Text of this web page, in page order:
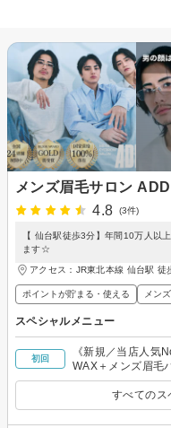
メンズ眉毛サロン
4.8
(3件)
【 仙台駅徒歩3分】年間10万人以
ます☆
アクセス：JR東北本線 仙台駅 徒
ポイントが貯まる・使える メン
スペシャルメニュー
初回
《新規／当店人気
WAX＋メンズ眉毛
すべてのス